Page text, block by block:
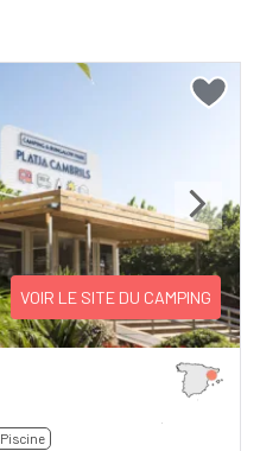
Next
VOIR LE SITE DU CAMPING
Piscine